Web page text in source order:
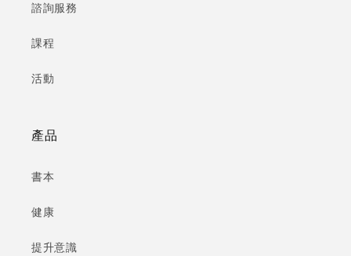
諮詢服務
課程
活動
產品
書本
健康
提升意識